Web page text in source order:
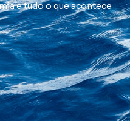
e tudo o que acontece